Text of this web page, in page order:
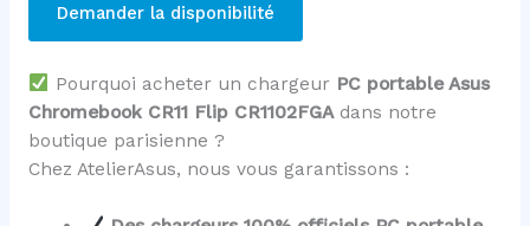
Demander la disponibilité
Pourquoi acheter un chargeur PC portable Asus
Chromebook CR11 Flip CR1102FGAdans notre
boutique parisienne ?
Chez AtelierAsus, nous vous garantissons :